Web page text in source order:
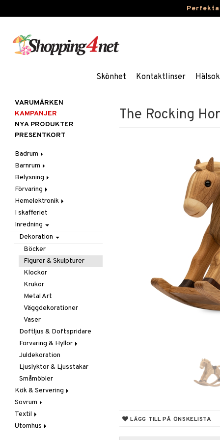
Skönhet Kontaktlinser
The Rocking
LÄGG TILL PÅ ÖNSKELISTA
VARUMÄRKEN
KAMPANJER
NYA PRODUKTER
PRESENTKORT
Badrum
Badrumsinredning
Badrumstextilier
Badrumstillbehör
Barnrum
Barnlampor
Barnmöbler
Barnrumsdekoration
Barnrumsförvaring
Barnrumstextilier
Belysning
Belysningstillbehör
Lampor
Bordslampor
Taklampor
LED-ljus
Ljuslyktor & Ljusstakar
Utomhusbelysning
Förvaring
Hängare & krokar
Hyllor
Småförvaring
Småförvaring & Korgar
Väskor
Hemelektronik
Ljud
I skafferiet
Inredning
Dekoration
Böcker
Figurer & Skulpturer
Klockor
Krukor
Metal Art
Väggdekorationer
Vaser
Doftljus & Doftspridare
Förvaring & Hyllor
Hängare & Krokar
Hyllor
Småförvaring & Korgar
Juldekoration
Ljuslyktor & Ljusstakar
Småmöbler
Kök & Servering
Baktillbehör
Barnens kök
Bestick
Sovrum
Filtar & Plädar
Prydnadskuddar
Textil
Badrumstextilier
Utomhus